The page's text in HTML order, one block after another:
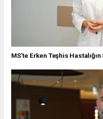
MS’te Erken Teşhis